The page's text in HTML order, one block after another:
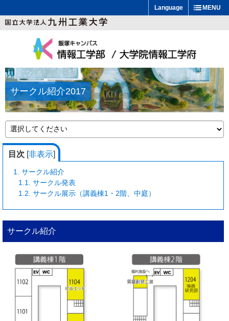
MENU
Language
サークル紹介2017
目次 [非表示]
1.
サークル紹介
1.1.
サークル発表
1.2. サークル展示（講義棟1・2階、中庭）
サークル紹介